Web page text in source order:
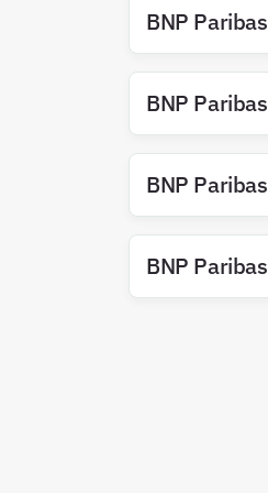
BNP Paribas
BNP Paribas
BNP Paribas
BNP Paribas